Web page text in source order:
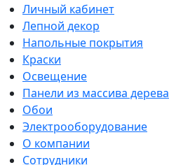
Личный кабинет
Лепной декор
Напольные покрытия
Краски
Освещение
Панели из массива дерева
Обои
Электрооборудование
О компании
Сотрудники